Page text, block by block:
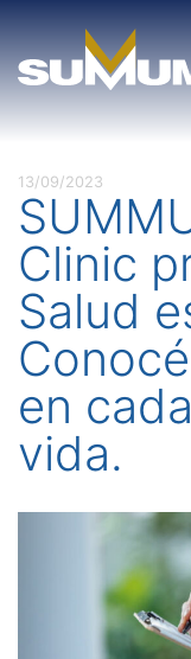
content
13/09/2023
Clinic
Salud
en
vida.